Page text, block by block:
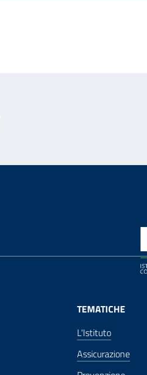
TEMATICHE
L'Istituto
Assicurazione